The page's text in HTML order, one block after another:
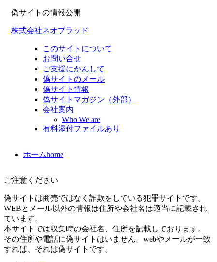
偽サイトの情報公開
株式会社ネオブラッド
このサイトについて
お問い合せ
ご支援にかんして
偽サイトのメール
偽サイト情報
偽サイトマガジン（外部）
会社案内
Who We are
有料添付ファイルあり
ホームhome
ご注意ください
偽サイトは商売ではなく詐欺をしている犯罪サイトです。
WEBとメール以外の情報は住所や会社名は適当に記載され
ています。
本サイトでは収集時の会社名、住所を記載しております。
その住所や電話に偽サイトはいません。webやメールが一致
すれば、それは偽サイトです。